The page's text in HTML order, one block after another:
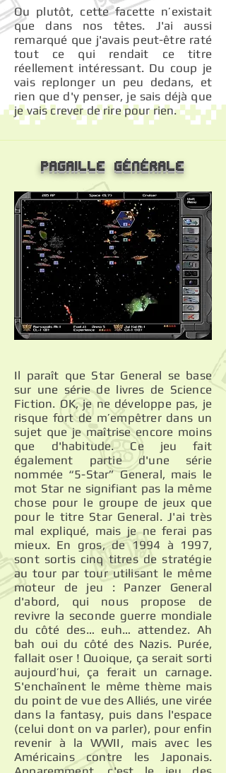
Ou plutôt, cette facette n’existait
que dans nos têtes. J'ai aussi
remarqué que j'avais peut-être raté
tout ce qui rendait ce titre
réellement intéressant. Du coup je
vais replonger un peu dedans, et
rien que d'y penser, je sais déjà que
je vais crever de rire pour rien.
Pagaille Générale
Il paraît que Star General se base
sur une série de livres de Science
Fiction. OK, je ne développe pas, je
risque fort de m’empêtrer dans un
sujet que je maîtrise encore moins
que d'habitude. Ce jeu fait
également partie d'une série
nommée “5-Star” General, mais le
mot Star ne signifiant pas la même
chose pour le groupe de jeux que
pour le titre Star General. J'ai très
mal expliqué, mais je ne ferai pas
mieux. En gros, de 1994 à 1997,
sont sortis cinq titres de stratégie
au tour par tour utilisant le même
moteur de jeu : Panzer General
d'abord, qui nous propose de
revivre la seconde guerre mondiale
du côté des… euh… attendez. Ah
bah oui du côté des Nazis. Purée,
fallait oser ! Quoique, ça serait sorti
aujourd’hui, ça ferait un carnage.
S'enchaînent le même thème mais
du point de vue des Alliés, une virée
dans la fantasy, puis dans l'espace
(celui dont on va parler), pour enfin
revenir à la WWII, mais avec les
Américains contre les Japonais.